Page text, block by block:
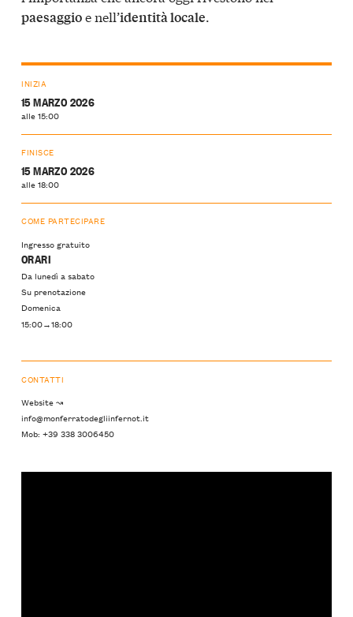
paesaggioe nell’identità locale.
INIZIA
15 MARZO 2026
alle 15:00
FINISCE
15 MARZO 2026
alle 18:00
COME PARTECIPARE
Ingresso gratuito
ORARI
Da lunedì a sabato
Su prenotazione
Domenica
15:00→18:00
CONTATTI
Website ↝
info@monferratodegliinfernot.it
Mob: +39 338 3006450